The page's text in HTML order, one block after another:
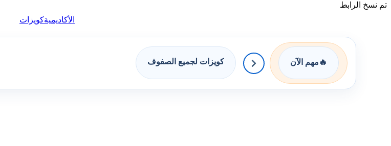
تم نسخ الرابط
الأكاديميةكويزات
🔥 مهم الآن كويزات لجميع الصفوف